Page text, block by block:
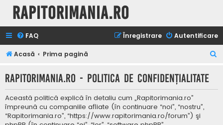
Rapitorimania.ro
FAQ Autentificare
Înregistrare
Acasă Prima pagină
t
Rapitorimania.ro - Politica de confidenţialitate
Această politică explică în detaliu cum „Rapitorimania.ro”
împreună cu companiile afliate (în continuare “noi”, “nostru”,
“Rapitorimania.ro”, “https://www.rapitorimania.ro/forum”) şi